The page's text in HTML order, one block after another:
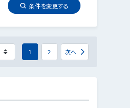
条件を変更する
1 2 次へ